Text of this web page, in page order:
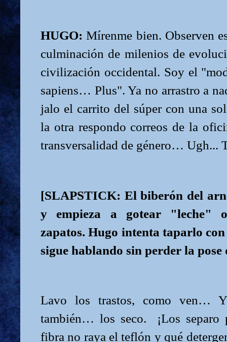
HUGO: Mírenme bien. Observen
culminación de milenios de
civilización occidental. Soy el
sapiens… Plus". Ya no arrastro a
jalo el carrito del súper con una
la otra respondo correos de la
transversalidad de género… Ugh...
[SLAPSTICK: El biberón del
y empieza a gotear "leche"
zapatos. Hugo intenta taparlo
sigue hablando sin perder la pose
Lavo los trastos, como ven…
también… los seco. ¡Los separo
fibra no raya el teflón y qué